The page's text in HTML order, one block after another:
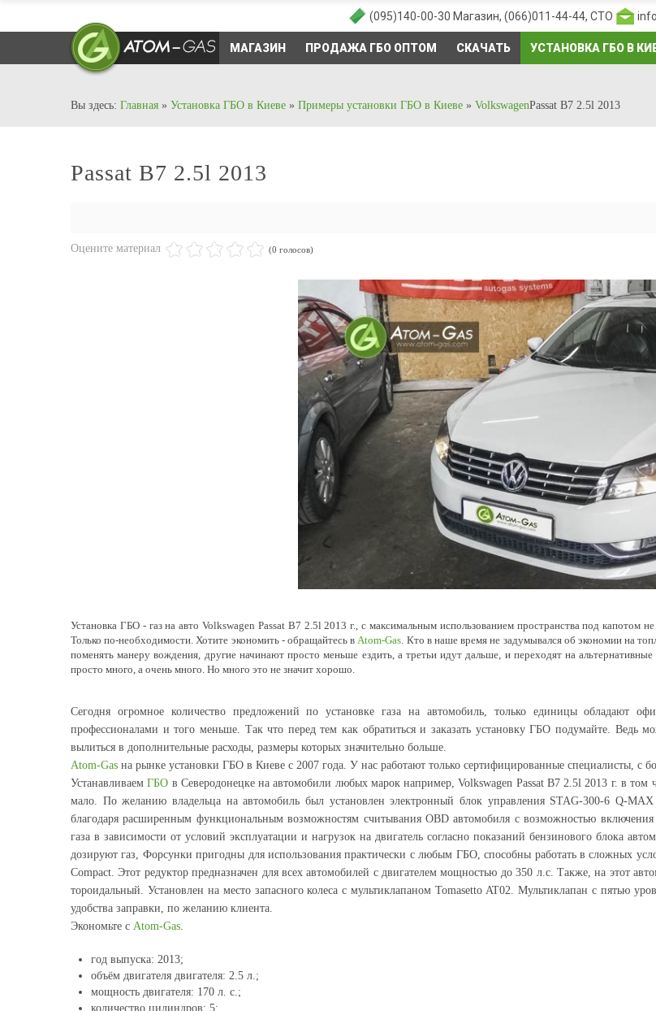
(095)140-00-30 Магазин, (066)011-44-44, СТО
МАГАЗИН ПРОДАЖА ГБО ОПТОМ СКАЧАТЬ УСТАНОВКА ГБО В
Вы здесь: Главная » Установка ГБО в Киеве » Примеры установки ГБО в Киеве » VolkswagenPassat B7 2.5l 2013
Passat B7 2.5l 2013
Оцените материал (0 голосов)
Установка ГБО - газ на авто Volkswagen Passat B7 2.5l 2013 г., с максимальным использованием пространства под
Только по-необходимости. Хотите экономить - обращайтесь вAtom-Gas. Кто в наше время не задумывался об экономии на
поменять манеру вождения, другие начинают просто меньше ездить, а третьи идут дальше, и переходят на
просто много, а очень много. Но много это не значит хорошо.
Сегодня огромное количество предложений по установке газа на автомобиль, только единицы обладают
профессионалами и того меньше. Так что перед тем как обратиться и заказать установку ГБО подумайте. Ведь
вылиться в дополнительные расходы, размеры которых значительно больше.
Atom-Gas на рынке установки ГБО в Киеве с 2007 года. У нас работают только сертифицированные специалисты, с
УстанавливаемГБО в Северодонецке на автомобили любых марок например, Volkswagen Passat B7 2.5l 2013 г. в
мало. По желанию владельца на автомобиль был установлен электронный блок управления STAG-300-6 Q-
благодаря расширенным функциональным возможностям считывания OBD автомобиля с возможностью включения
газа в зависимости от условий эксплуатации и нагрузок на двигатель согласно показаний бензинового блока
дозируют газ, Форсунки пригодны для использования практически с любым ГБО, способны работать в сложных
Compact. Этот редуктор предназначен для всех автомобилей с двигателем мощностью до 350 л.с. Также, на этот
тороидальный. Установлен на место запасного колеса с мультиклапаном Tomasetto AT02. Мультиклапан с пятью
удобства заправки, по желанию клиента.
Экономьте с Atom-Gas.
год выпуска: 2013;
объём двигателя двигателя: 2.5 л.;
мощность двигателя: 170 л. с.;
количество цилиндров: 5;